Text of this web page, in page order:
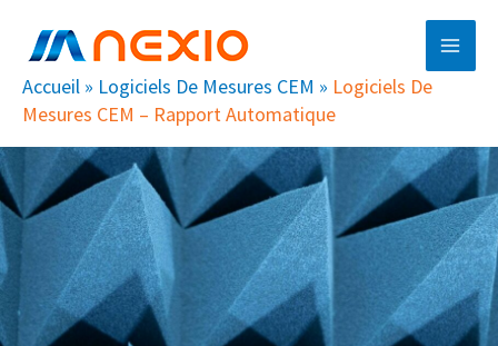
Main
Accueil » Logiciels De Mesures CEM » Logiciels De
Mesures CEM – Rapport Automatique